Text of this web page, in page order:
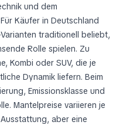
und dem
Käufer in Deutschland
traditionell beliebt,
Rolle spielen. Zu
Kombi oder SUV, die je
Dynamik liefern. Beim
Emissionsklasse und
Mantelpreise variieren je
aber eine